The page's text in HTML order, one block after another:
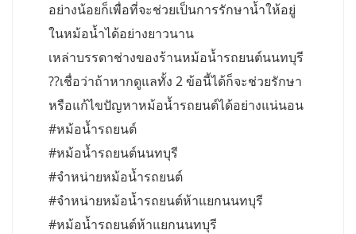
อย่างน้อยก็เพื่อที่จะช่วยเป็นการรักษาน้ำให้อยู่
ในหม้อน้ำได้อย่างยาวนาน
เหล่าบรรดาช่างของร้านหม้อน้ำรถยนต์นนทบุรี
??เชื่อว่าถ้าหากดูแลทั้ง 2 ข้อนี้ได้ก็จะช่วยรักษา
หรือแก้ไขปัญหาหม้อน้ำรถยนต์ได้อย่างแน่นอน
#หม้อน้ำรถยนต์
#หม้อน้ำรถยนต์นนทบุรี
#จำหน่ายหม้อน้ำรถยนต์
#จำหน่ายหม้อน้ำรถยนต์ห้าแยกนนทบุรี
#หม้อน้ำรถยนต์ห้าแยกนนทบุรี